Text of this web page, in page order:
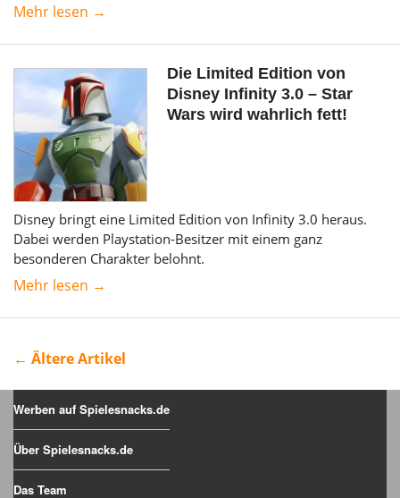
Mehr lesen →
Die Limited Edition von
Disney Infinity 3.0 – Star
Wars wird wahrlich fett!
Disney bringt eine Limited Edition von Infinity 3.0 heraus.
Dabei werden Playstation-Besitzer mit einem ganz
besonderen Charakter belohnt.
Mehr lesen →
← Ältere Artikel
Werben auf Spielesnacks.de
Über Spielesnacks.de
Das Team